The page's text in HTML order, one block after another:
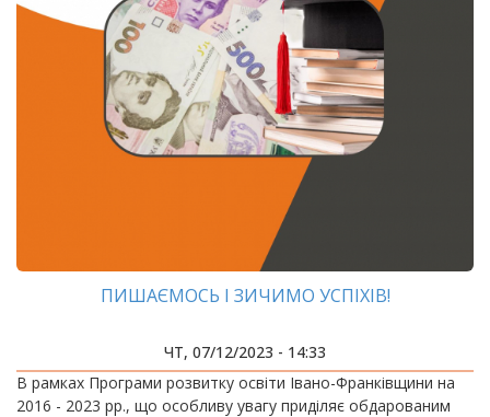
ПИШАЄМОСЬ І ЗИЧИМО УСПІХІВ!
ЧТ, 07/12/2023 - 14:33
В рамках Програми розвитку освіти Івано-Франківщини на
2016 - 2023 рр., що особливу увагу приділяє обдарованим